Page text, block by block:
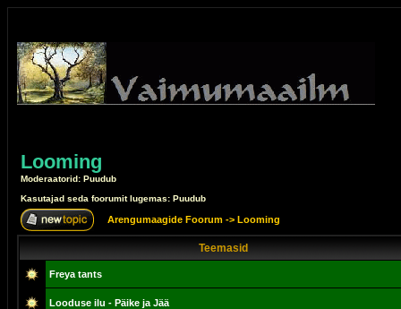
Looming
Moderaatorid: Puudub
Kasutajad seda foorumit lugemas: Puudub
Arengumaagide Foorum -> Looming
Teemasid
Freya tants
Looduse ilu - Päike ja Jää